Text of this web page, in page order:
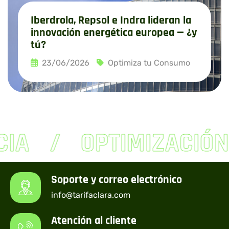
Iberdrola, Repsol e Indra lideran la
innovación energética europea — ¿y
tú?
23/06/2026 Optimiza tu Consumo
Leer más
OPTIMIZACIÓN
Soporte y correo electrónico
info@tarifaclara.com
Atención al cliente